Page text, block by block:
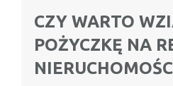
CZY WARTO
POŻYCZKĘ NA